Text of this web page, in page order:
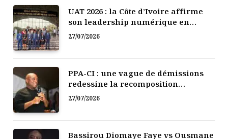
UAT 2026 : la Côte d’Ivoire affirme
son leadership numérique en
Afrique
27/07/2026
PPA-CI : une vague de démissions
redessine la recomposition
politique
27/07/2026
Bassirou Diomaye Faye vs Ousmane